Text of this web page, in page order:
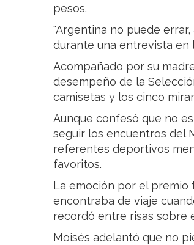
pesos.
"Argentina no puede
durante una entrevista en
Acompañado por su
desempeño de la
camisetas y los cinco
Aunque confesó que no
seguir los encuentros del
referentes deportivos
favoritos.
La emoción por el premio
encontraba de viaje
recordó entre risas sobre
Moisés adelantó que no